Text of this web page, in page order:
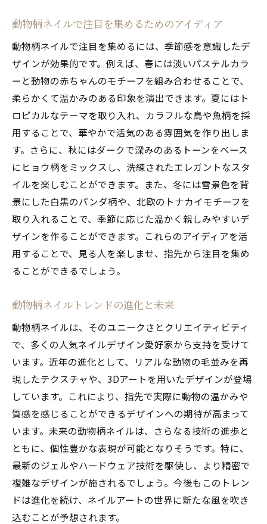
動物柄ネイルで注目を集めるためのアイディア
動物柄ネイルで注目を集めるには、季節感を意識したデ
ザインが効果的です。例えば、春には淡いパステルカラ
ーと動物の赤ちゃんのモチーフを組み合わせることで、
柔らかくて温かみのある印象を演出できます。夏にはト
ロピカルなテーマを取り入れ、カラフルな鳥や魚柄を採
用することで、華やかで活気のある雰囲気を作り出しま
す。さらに、秋にはダークで深みのあるトーンをベース
にヒョウ柄をミックスし、洗練されたエレガントなスタ
イルを楽しむことができます。また、冬には雪景色を背
景にした白黒のパンダ柄や、北欧のトナカイモチーフを
取り入れることで、季節に応じた温かく親しみやすいデ
ザインを作ることができます。これらのアイディアを活
用することで、見る人を楽しませ、指先から注目を集め
ることができるでしょう。
動物柄ネイルトレンドの進化と未来
動物柄ネイルは、そのユニークさとクリエイティビティ
で、多くの人気ネイルデザイン愛好家から支持を受けて
います。近年の進化として、リアルな動物の毛並みを再
現したテクスチャや、3Dアートを用いたデザインが登場
しています。これにより、指先で実際に動物の温かみや
質感を感じることができるデザインへの期待が高まって
います。未来の動物柄ネイルは、さらなる技術の進歩と
ともに、個性豊かな表現が可能となりそうです。特に、
最新のジェルやハードウェア技術を駆使し、より精密で
複雑なデザインが施されるでしょう。今後もこのトレン
ドは進化を続け、ネイルアートの世界に新たな風を吹き
込むことが予想されます。